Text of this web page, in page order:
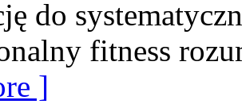
do
fitness
]